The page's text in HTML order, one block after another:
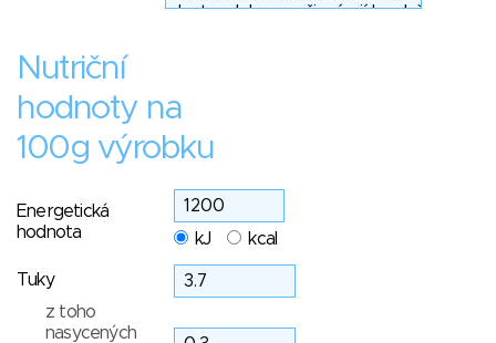
Nutriční
hodnoty na
100g výrobku
Energetická
hodnota
kJ kcal
Tuky
z toho
nasycených